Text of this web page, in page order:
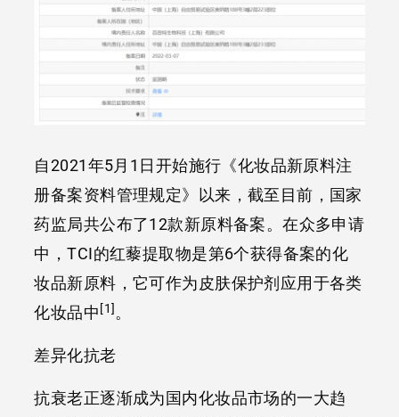
自2021年5月1日开始施行《化妆品新原料注
册备案资料管理规定》以来，截至目前，国家
药监局共公布了12款新原料备案。在众多申请
中，TCI的红藜提取物是第6个获得备案的化
妆品新原料，它可作为皮肤保护剂应用于各类
化妆品中[1]。
差异化抗老
抗衰老正逐渐成为国内化妆品市场的一大趋